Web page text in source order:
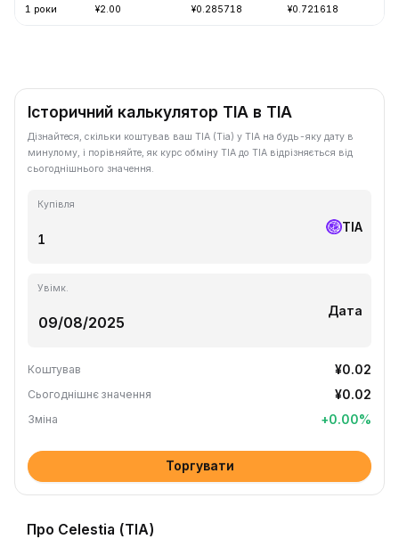
1 роки ¥2.00 ¥0.285718 ¥0.721618
Історичний калькулятор TIA в TIA
Дізнайтеся, скільки коштував ваш TIA (Tia) у TIA на будь-яку дату в
минулому, і порівняйте, як курс обміну TIA до TIA відрізняється від
сьогоднішнього значення.
Купівля
TIA
Увімк.
Дата
Коштував ¥0.02
Сьогоднішнє значення ¥0.02
Зміна +0.00%
Торгувати
Про Celestia (TIA)